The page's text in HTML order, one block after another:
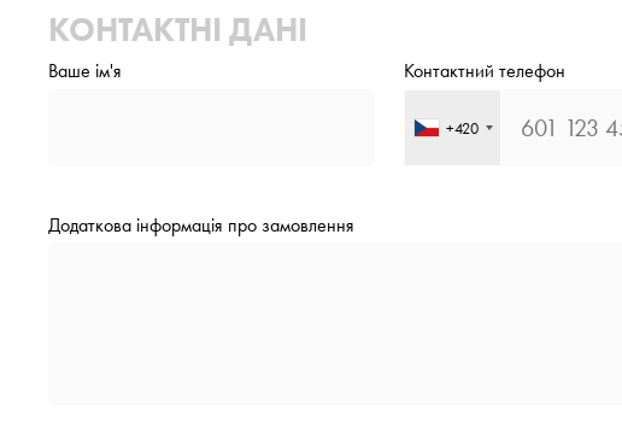
КОНТАКТНІ ДАНІ
Ваше ім'я Контактний телефон
+420
Додаткова інформація про замовлення